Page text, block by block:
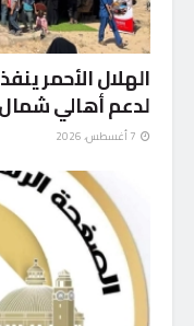
الهلال الأحمر
لدعم أهالي